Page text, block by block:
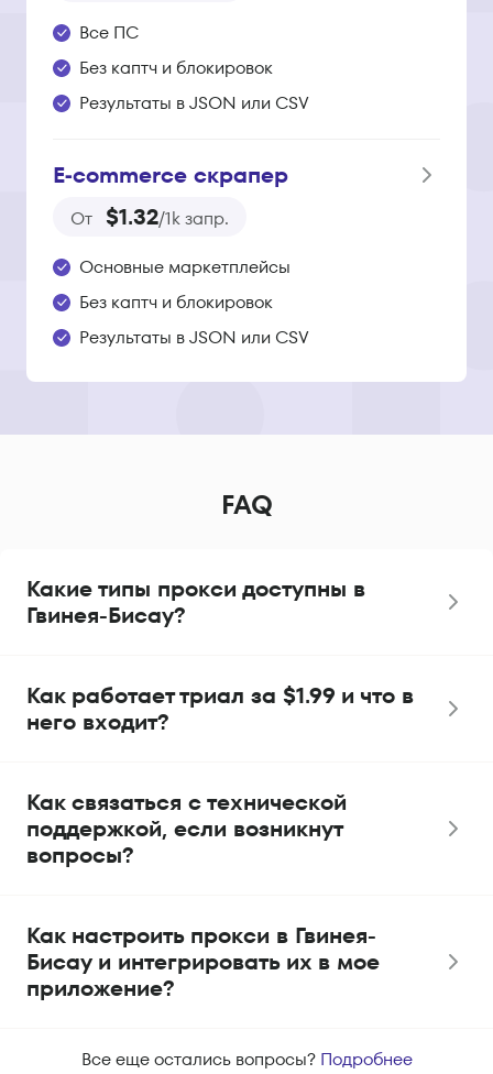
Все ПС
Без каптч и блокировок
Результаты в JSON или CSV
E‑commerce скрапер
От $1.32/1k запр.
Основные маркетплейсы
Без каптч и блокировок
Результаты в JSON или CSV
FAQ
Какие типы прокси доступны в
Гвинея-Бисау?
Как работает триал за $1.99 и что в
него входит?
Как связаться с технической
поддержкой, если возникнут
вопросы?
Как настроить прокси в Гвинея-
Бисау и интегрировать их в мое
приложение?
Все еще остались вопросы? Подробнее